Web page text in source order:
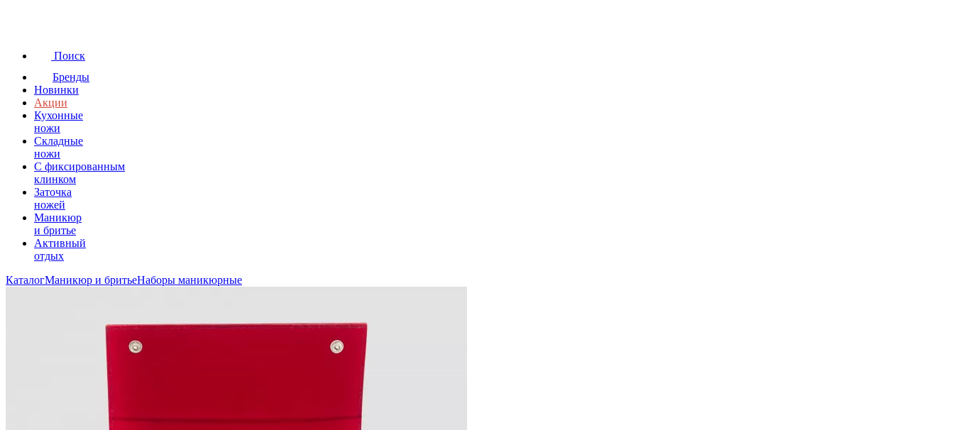
Поиск
Бренды
Новинки
Акции
Кухонные
ножи
Складные
ножи
C фиксированным
клинком
Заточка
ножей
Маникюр
и бритье
Активный
отдых
КаталогМаникюр и бритьеНаборы маникюрные